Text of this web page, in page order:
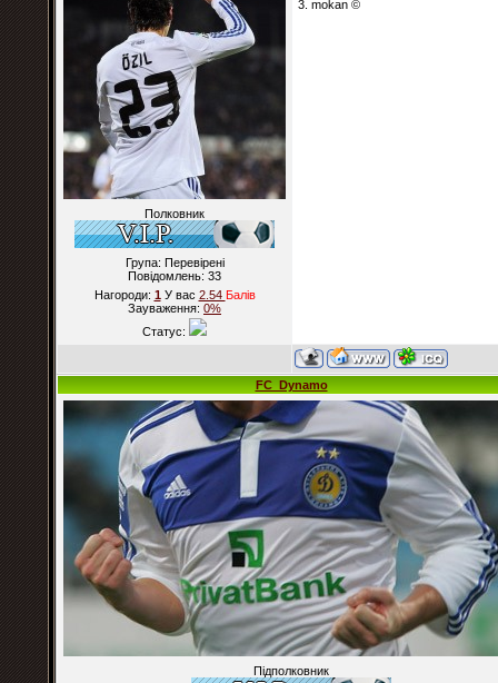
Полковник
Група: Перевірені
Повідомлень: 33
Нагороди: 1У вас 2.54 Балiв
Зауваження: 0%
Статус:
3. mokan ©
FC_Dynamo
Підполковник